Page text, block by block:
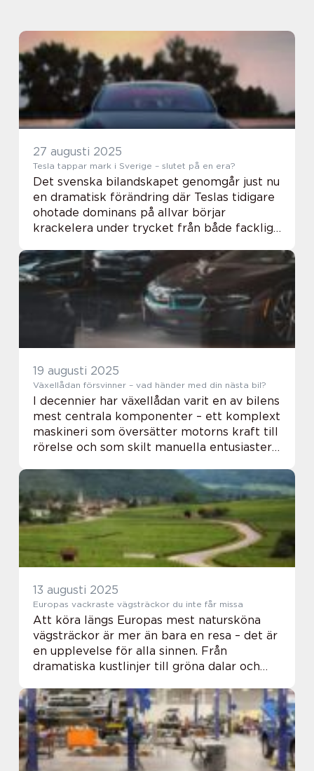
27 augusti 2025
Tesla tappar mark i Sverige – slutet på en era?
Det svenska bilandskapet genomgår just nu
en dramatisk förändring där Teslas tidigare
ohotade dominans på allvar börjar
krackelera under trycket från både fackliga
19 augusti 2025
Växellådan försvinner – vad händer med din nästa bil?
I decennier har växellådan varit en av bilens
mest centrala komponenter – ett komplext
maskineri som översätter motorns kraft till
rörelse och som skilt manuella entusiaster
13 augusti 2025
Europas vackraste vägsträckor du inte får missa
Att köra längs Europas mest natursköna
vägsträckor är mer än bara en resa – det är
en upplevelse för alla sinnen. Från
dramatiska kustlinjer till gröna dalar och